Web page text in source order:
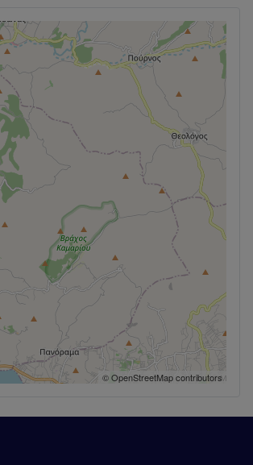
© OpenStreetMap contributors